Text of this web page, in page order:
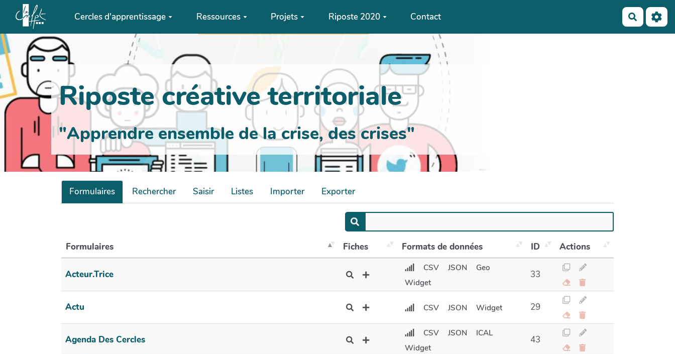
Aller au contenu principalCercles d'apprentissage Ressources Projets Riposte 2020 Contact
Riposte créative territoriale
"Apprendre ensemble de la crise, des crises"
Formulaires Rechercher Saisir Listes Importer Exporter
Formulaires Fiches Formats de données ID Actions
Acteur.trice
CSV JSON
Geo
Widget
33
Actu CSV JSON Widget 29
Agenda Des Cercles
CSV JSON
ICAL
Widget
43